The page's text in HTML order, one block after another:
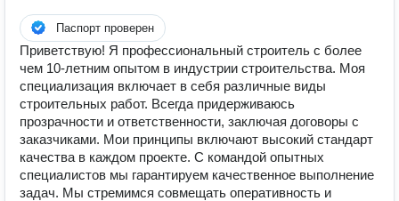
Паспорт проверен
Приветствую! Я профессиональный строитель с более
чем 10-летним опытом в индустрии строительства. Моя
специализация включает в себя различные виды
строительных работ. Всегда придерживаюсь
прозрачности и ответственности, заключая договоры с
заказчиками. Мои принципы включают высокий стандарт
качества в каждом проекте. С командой опытных
специалистов мы гарантируем качественное выполнение
задач. Мы стремимся совмещать оперативность и